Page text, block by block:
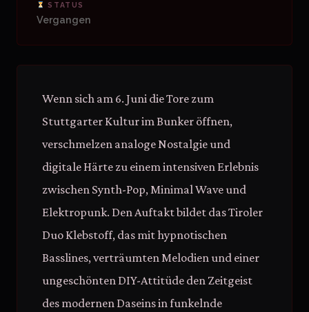
STATUS
Vergangen
Wenn sich am 6. Juni die Tore zum
Stuttgarter Kultur im Bunker öffnen,
verschmelzen analoge Nostalgie und
digitale Härte zu einem intensiven Erlebnis
zwischen Synth-Pop, Minimal Wave und
Elektropunk. Den Auftakt bildet das Tiroler
Duo Klebstoff, das mit hypnotischen
Basslines, verträumten Melodien und einer
ungeschönten DIY-Attitüde den Zeitgeist
des modernen Daseins in funkelnde